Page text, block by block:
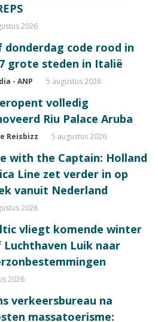
2026
donderdag code rood in
grote steden in Italië
- ANP 5 augustus 2026
volledig
Riu Palace Aruba
Reisbizz 5 augustus 2026
with the Captain: Holland
Line zet verder in op
vanuit Nederland
2026
vliegt komende winter
Luchthaven Luik naar
2026
verkeersbureau na
massatoerisme: